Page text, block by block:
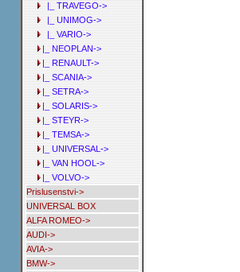
|_ TRAVEGO->
|_ UNIMOG->
|_ VARIO->
|_ NEOPLAN->
|_ RENAULT->
|_ SCANIA->
|_ SETRA->
|_ SOLARIS->
|_ STEYR->
|_ TEMSA->
|_ UNIVERSAL->
|_ VAN HOOL->
|_ VOLVO->
Prislusenstvi->
UNIVERSAL BOX
ALFA ROMEO->
AUDI->
AVIA->
BMW->